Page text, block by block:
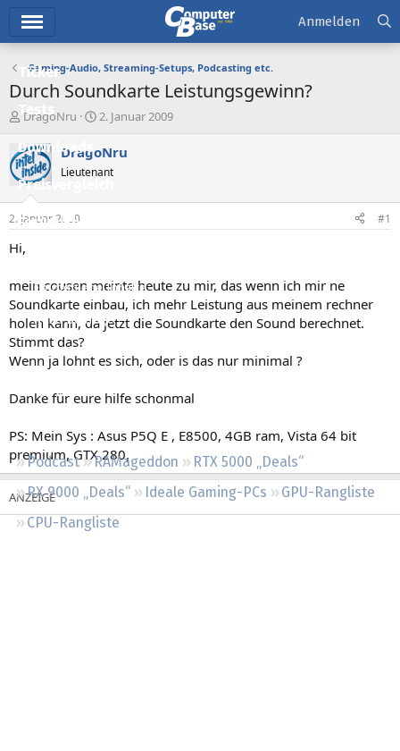
Ticker
Tests
Downloads
Preisvergleich
Forum
Aktuelles
Empfohlene Inhalte
Neue Beiträge
Neueste Aktivitäten
Podcast RAMageddon
RTX 5000 „Deals“
RX 9000 „Deals“
Ideale Gaming-PCs
GPU-Rangliste
CPU-Rangliste
Anmelden
Gaming-Audio, Streaming-Setups, Podcasting etc.
Durch Soundkarte Leistungsgewinn?
E
s
t
e
e
DragoNru
E
s
e
t
2. Januar 2009
DragoNru
Lieutenant
2. Januar 2009 #1
Hi,
mein cousen meinte heute zu mir, das wenn ich mir ne
Soundkarte einbau, ich mehr Leistung aus meinem rechner
holen kann, da jetzt die Soundkarte den Sound berechnet.
Stimmt das?
Wenn ja lohnt es sich, oder is das nur minimal ?
Danke für eure hilfe schonmal
PS: Mein Sys : Asus P5Q E , E8500, 4GB ram, Vista 64 bit
premium, GTX 280,